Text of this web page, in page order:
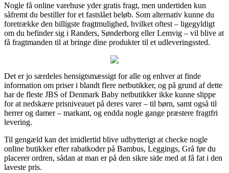
Nogle få online varehuse yder gratis fragt, men undertiden kun
såfremt du bestiller for et fastslået beløb. Som alternativ kunne du
foretrække den billigste fragtmulighed, hvilket oftest – ligegyldigt
om du befinder sig i Randers, Sønderborg eller Lemvig – vil blive at
få fragtmanden til at bringe dine produkter til et udleveringssted.
Det er jo særdeles hensigtsmæssigt for alle og enhver at finde
information om priser i blandt flere netbutikker, og på grund af dette
har de fleste JBS of Denmark Baby netbutikker ikke kunne slippe
for at nedskære prisniveauet på deres varer – til børn, samt også til
herrer og damer – markant, og endda nogle gange præstere fragtfri
levering.
Til gengæld kan det imidlertid blive udbytterigt at checke nogle
online butikker efter rabatkoder på Bambus, Leggings, Grå før du
placerer ordren, sådan at man er på den sikre side med at få fat i den
laveste pris.